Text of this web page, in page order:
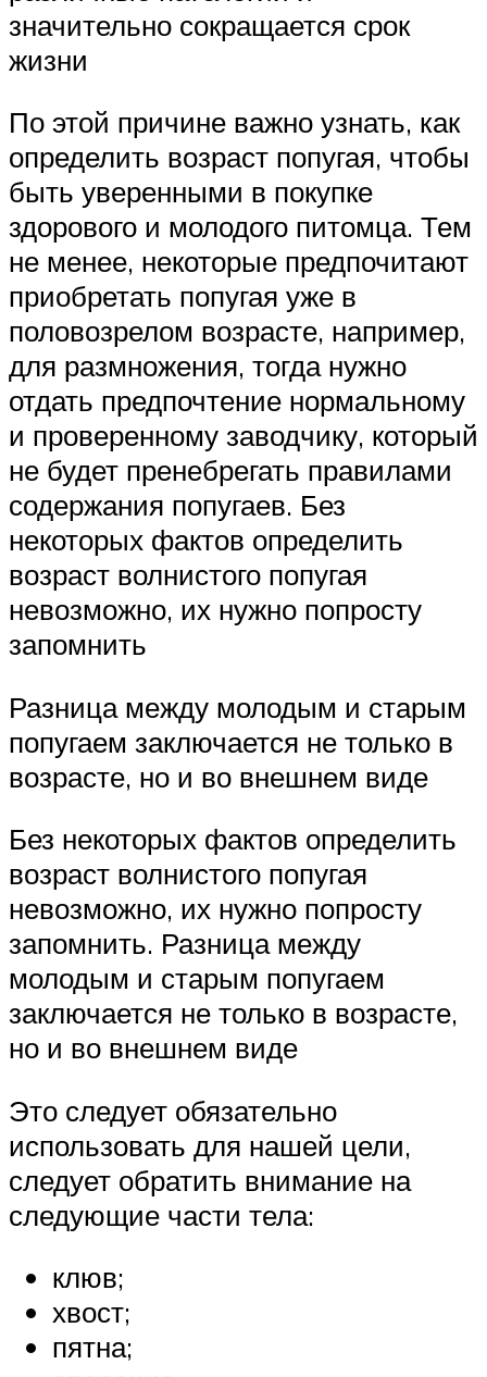
значительно сокращается срок
жизни
По этой причине важно узнать, как
определить возраст попугая, чтобы
быть уверенными в покупке
здорового и молодого питомца. Тем
не менее, некоторые предпочитают
приобретать попугая уже в
половозрелом возрасте, например,
для размножения, тогда нужно
отдать предпочтение нормальному
и проверенному заводчику, который
не будет пренебрегать правилами
содержания попугаев. Без
некоторых фактов определить
возраст волнистого попугая
невозможно, их нужно попросту
запомнить
Разница между молодым и старым
попугаем заключается не только в
возрасте, но и во внешнем виде
Без некоторых фактов определить
возраст волнистого попугая
невозможно, их нужно попросту
запомнить. Разница между
молодым и старым попугаем
заключается не только в возрасте,
но и во внешнем виде
Это следует обязательно
использовать для нашей цели,
следует обратить внимание на
следующие части тела:
клюв;
хвост;
пятна;